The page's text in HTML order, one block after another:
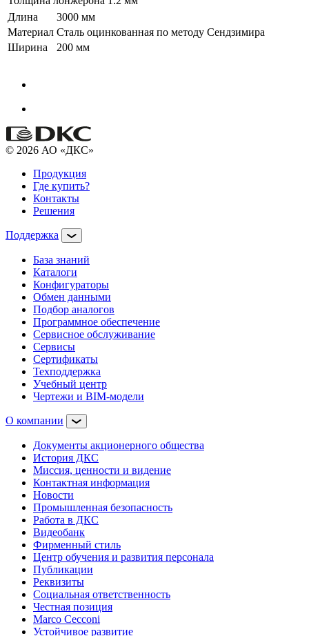
Длина
3000 мм
Материал Сталь оцинкованная по методу Сендзимира
Ширина
200 мм
© 2026 АО «ДКС»
Продукция
Где купить?
Контакты
Решения
Поддержка
База знаний
Каталоги
Конфигураторы
Обмен данными
Подбор аналогов
Программное обеспечение
Сервисное обслуживание
Сервисы
Сертификаты
Техподдержка
Учебный центр
Чертежи и BIM-модели
О компании
Документы акционерного общества
История ДКС
Миссия, ценности и видение
Контактная информация
Новости
Промышленная безопасность
Работа в ДКС
Видеобанк
Фирменный стиль
Центр обучения и развития персонала
Публикации
Реквизиты
Социальная ответственность
Честная позиция
Marco Cecconi
Устойчивое развитие